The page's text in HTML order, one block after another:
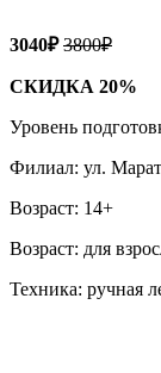
3040₽3800₽
СКИДКА 20%
Уровень
Филиал: ул.
Возраст: 14+
Возраст: для
Техника: ручная